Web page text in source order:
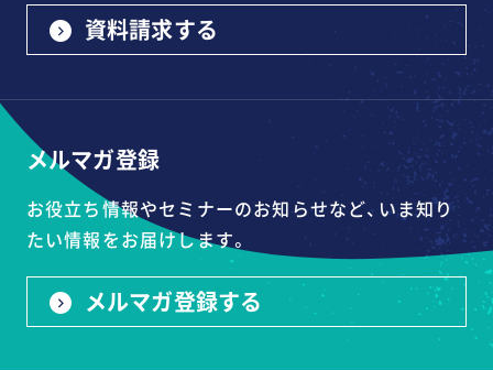
資料請求する
メルマガ登録
お役立ち情報やセミナーのお知らせなど、いま知り
たい情報をお届けします。
メルマガ登録する